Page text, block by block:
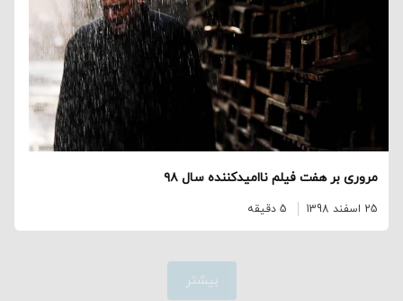
مروری بر هفت فیلم ناامیدکننده سال ۹۸
25 اسفند 1398 5 دقیقه
بیشتر